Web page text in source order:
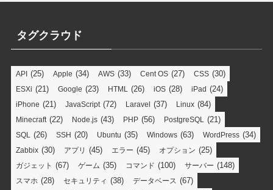
タグクラウド
API (25) Apple (34) AWS (33) Cent OS (27) CSS (30)
ESXi (21) Google (23) HTML (26) iOS (28) iPad (24)
iPhone (21) JavaScript (72) Laravel (37) Linux (84)
Minecraft (22) Node.js (43) PHP (56) PostgreSQL (21)
SQL (26) SSH (20) Ubuntu (35) Windows (63) WordPress (34)
Zabbix (30) アプリ (45) エラー (45) オプション (25)
ガジェット (67) ゲーム (35) コマンド (100) サーバー (148)
スマホ (28) セキュリティ (38) データベース (67)